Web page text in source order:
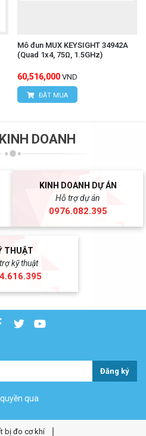
Mô đun MUX KEYSIGHT 34942A
(Quad 1x4, 75Ω, 1.5GHz)
60,516,000 VND
ĐẶT MUA
DOANH
KINH DOANH DỰ ÁN
Hỗ trợ dự án
0976.082.395
THUẬT
kỹ thuật
Đăng ký
qua
bị đo cơ khí